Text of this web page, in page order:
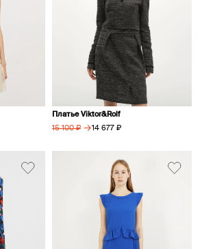
Платье Viktor&Rolf
15 100 ₽ → 14 677 ₽